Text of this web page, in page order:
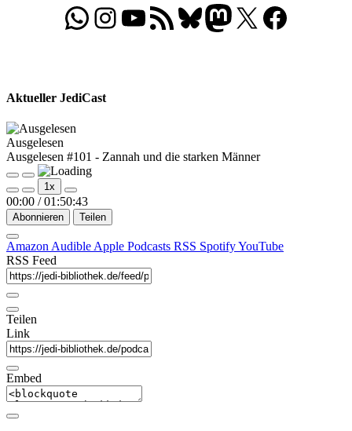
WhatsApp
Folgt uns auf Instagram
Besucht unseren YouTube-Kanal
RSS-FeedBluesky
Folgt uns auf Mastodon
X Folgt uns auf
Aktueller JediCast
Ausgelesen
Ausgelesen #101 - Zannah und die starken Männer
Play
Episode
Pause
Episode
1x
00:00 / 01:50:43
Abonnieren Teilen
Amazon Audible Apple Podcasts RSS SpotifyYouTube
RSS Feed
Teilen
Link
Embed